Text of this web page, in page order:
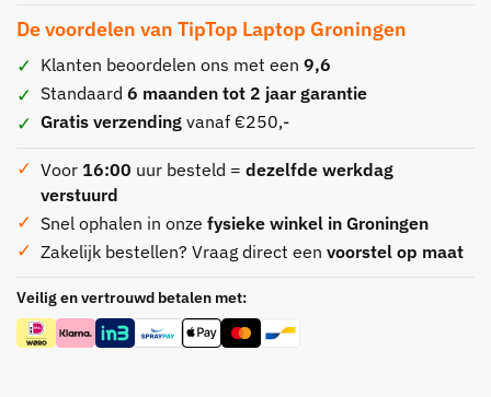
De voordelen van TipTop Laptop Groningen
Klanten beoordelen ons met een 9,6
Standaard 6 maanden tot 2 jaar garantie
Gratis verzending vanaf €250,-
Voor 16:00 uur besteld = dezelfde werkdag
verstuurd
Snel ophalen in onze fysieke winkel in Groningen
Zakelijk bestellen? Vraag direct een voorstel op maat
Veilig en vertrouwd betalen met: